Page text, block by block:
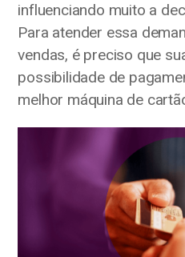
influenciando muito a
Para atender essa
vendas, é preciso que
possibilidade de
melhor máquina de